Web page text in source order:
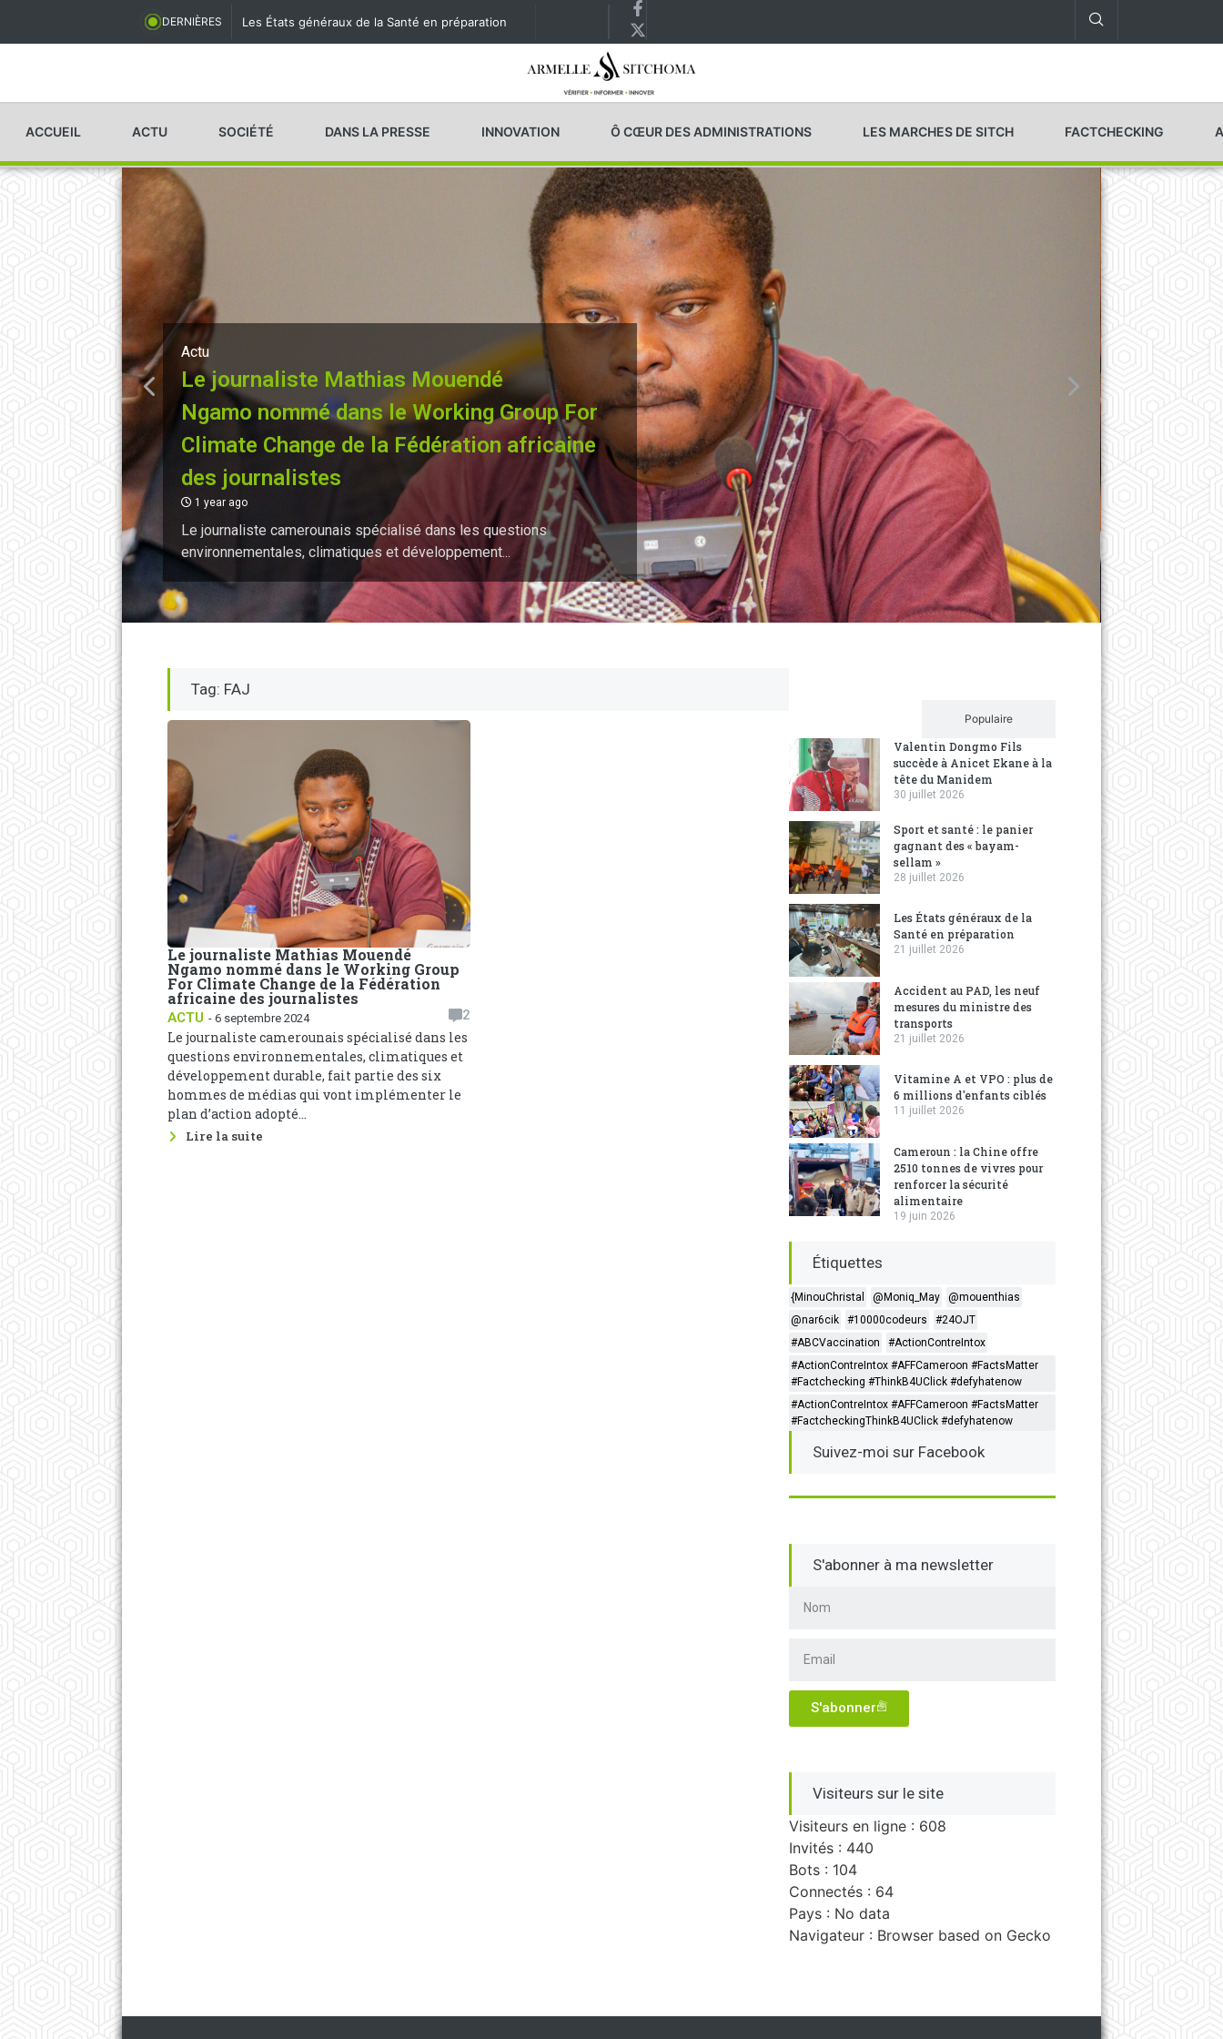
DERNIÈRES Les États généraux de la Santé en préparation
ACCUEIL ACTU SOCIÉTÉ DANS LA PRESSE INNOVATION Ô CŒUR DES ADMINISTRATIONS LES MARCHES DE SITCH FACTCHECKING
Actu
Le journaliste Mathias Mouendé
Ngamo nommé dans le Working Group For
Climate Change de la Fédération africaine
des journalistes
1 year ago
Le journaliste camerounais spécialisé dans les questions
environnementales, climatiques et développement...
Le
des
Tag: FAJ
Le journaliste Mathias Mouendé
Ngamo nommé dans le Working Group
For Climate Change de la Fédération
africaine des journalistes
ACTU - 6 septembre 2024 2
Le journaliste camerounais spécialisé dans les
questions environnementales, climatiques et
développement durable, fait partie des six
hommes de médias qui vont implémenter le
plan d’action adopté...
Lire la suite
Populaire
Valentin Dongmo Fils
succède à Anicet Ekane à la
tête du Manidem
30 juillet 2026
Sport et santé : le panier
gagnant des « bayam-
sellam »
28 juillet 2026
Les États généraux de la
Santé en préparation
21 juillet 2026
Accident au PAD, les neuf
mesures du ministre des
transports
21 juillet 2026
Vitamine A et VPO : plus de
6 millions d'enfants ciblés
11 juillet 2026
Cameroun : la Chine offre
2510 tonnes de vivres pour
renforcer la sécurité
alimentaire
19 juin 2026
Étiquettes
{MinouChristal @Moniq_May
@mouenthias
@nar6cik
#10000codeurs
#24OJT
#ABCVaccination
#ActionContreIntox
#ActionContreIntox #AFFCameroon #FactsMatter
#Factchecking #ThinkB4UClick #defyhatenow
#ActionContreIntox #AFFCameroon #FactsMatter
#FactcheckingThinkB4UClick #defyhatenow
Suivez-moi sur Facebook
S'abonner à ma newsletter
S'abonner
Visiteurs sur le site
Visiteurs en ligne : 608
Invités : 440
Bots : 104
Connectés : 64
Pays : No data
Navigateur : Browser based on Gecko